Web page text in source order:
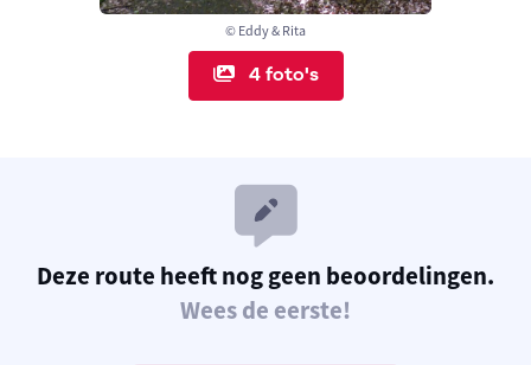
© Eddy & Rita
4 foto's
Deze route heeft nog geen beoordelingen.
Wees de eerste!